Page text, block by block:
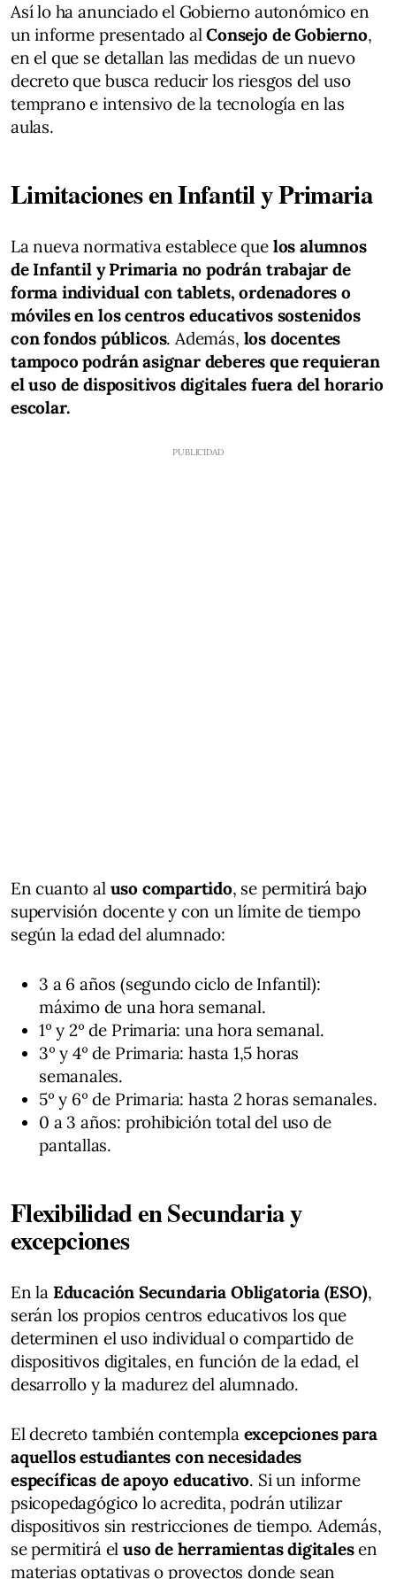
Así lo ha anunciado el Gobierno autonómico en
un informe presentado alConsejo de Gobierno,
en el que se detallan las medidas de un nuevo
decreto que busca reducir los riesgos del uso
temprano e intensivo de la tecnología en las
aulas.
Limitaciones en Infantil y Primaria
La nueva normativa establece que los alumnos
de Infantil y Primaria no podrán trabajar de
forma individual con tablets, ordenadores o
móviles en los centros educativos sostenidos
con fondos públicos. Además, los docentes
tampoco podrán asignar deberes que requieran
el uso de dispositivos digitales fuera del horario
escolar.
En cuanto al uso compartido, se permitirá bajo
supervisión docente y con un límite de tiempo
según la edad del alumnado:
3 a 6 años (segundo ciclo de Infantil):
máximo de una hora semanal.
1º y 2º de Primaria: una hora semanal.
3º y 4º de Primaria: hasta 1,5 horas
semanales.
5º y 6º de Primaria: hasta 2 horas semanales.
0 a 3 años: prohibición total del uso de
pantallas.
Flexibilidad en Secundaria y
excepciones
En la Educación Secundaria Obligatoria (ESO),
serán los propios centros educativos los que
determinen el uso individual o compartido de
dispositivos digitales, en función de la edad, el
desarrollo y la madurez del alumnado.
El decreto también contempla excepciones para
aquellos estudiantes con necesidades
específicas de apoyo educativo. Si un informe
psicopedagógico lo acredita, podrán utilizar
dispositivos sin restricciones de tiempo. Además,
se permitirá el uso de herramientas digitalesen
materias optativas o proyectos donde sean